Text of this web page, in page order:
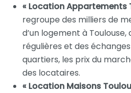
« Location Appartements
regroupe des milliers de
d’un logement à
régulières et des
quartiers, les prix du
des locataires.
« Location Maisons